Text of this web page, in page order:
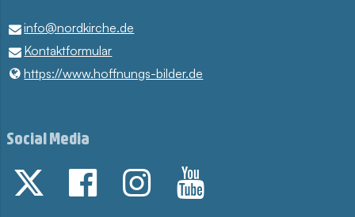
info@​nordkirche.​de
Kontaktformular
https://www.​hoffnungs-bilder.​de
Social Media